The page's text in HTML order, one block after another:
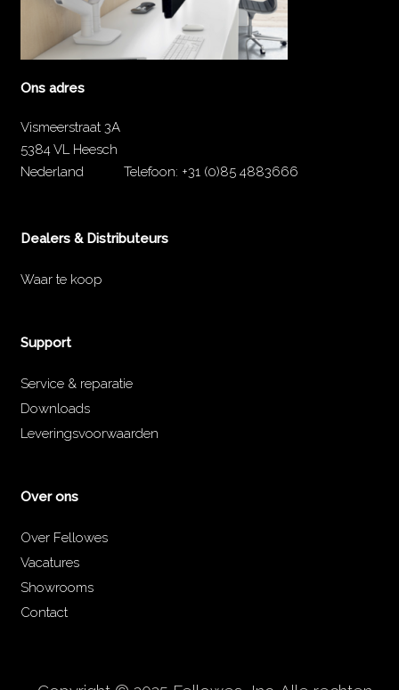
Ons adres
Vismeerstraat 3A
5384 VL Heesch
Nederland
Telefoon: +31 (0)85 4883666
Dealers & Distributeurs
Waar te koop
Support
Service & reparatie
Downloads
Leveringsvoorwaarden
Over ons
Over Fellowes
Vacatures
Showrooms
Contact